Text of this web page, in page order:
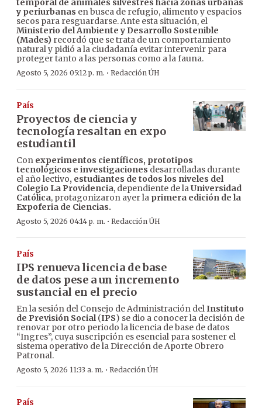
temporal de animales silvestres hacia zonas urbanas
y periurbanas en busca de refugio, alimento y espacios
secos para resguardarse. Ante esta situación, el
Ministerio del Ambiente y Desarrollo Sostenible
(Mades) recordó que se trata de un comportamiento
natural y pidió a la ciudadanía evitar intervenir para
proteger tanto a las personas como a la fauna.
Agosto 5, 2026 05:12 p. m. · Redacción ÚH
País
Proyectos de ciencia y
tecnología resaltan en expo
estudiantil
Con experimentos científicos, prototipos
tecnológicos e investigaciones desarrolladas durante
el año lectivo, estudiantes de todos los niveles del
Colegio La Providencia, dependiente de laUniversidad
Católica, protagonizaron ayer la primera edición de la
Expoferia de Ciencias.
Agosto 5, 2026 04:14 p. m. · Redacción ÚH
País
IPS renueva licencia de base
de datos pese a un incremento
sustancial en el precio
En la sesión del Consejo de Administración delInstituto
de Previsión Social(IPS) se dio a conocer la decisión de
renovar por otro periodo la licencia de base de datos
“Ingres”, cuya suscripción es esencial para sostener el
sistema operativo de la Dirección de Aporte Obrero
Patronal.
Agosto 5, 2026 11:33 a. m. · Redacción ÚH
País